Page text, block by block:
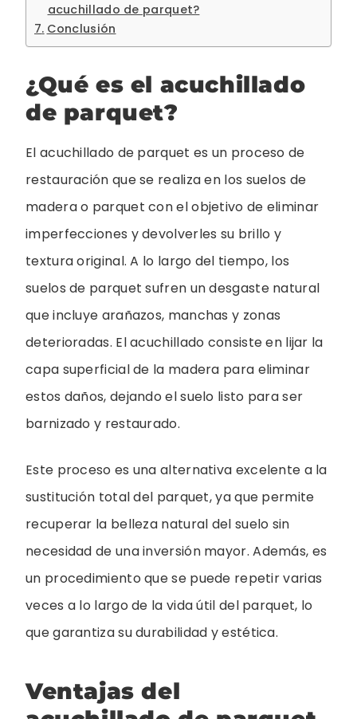
acuchillado de parquet?
Conclusión
¿Qué es el acuchillado
de parquet?
El acuchillado de parquet es un proceso de
restauración que se realiza en los suelos de
madera o parquet con el objetivo de eliminar
imperfecciones y devolverles su brillo y
textura original. A lo largo del tiempo, los
suelos de parquet sufren un desgaste natural
que incluye arañazos, manchas y zonas
deterioradas. El acuchillado consiste en lijar la
capa superficial de la madera para eliminar
estos daños, dejando el suelo listo para ser
barnizado y restaurado.
Este proceso es una alternativa excelente a la
sustitución total del parquet, ya que permite
recuperar la belleza natural del suelo sin
necesidad de una inversión mayor. Además, es
un procedimiento que se puede repetir varias
veces a lo largo de la vida útil del parquet, lo
que garantiza su durabilidad y estética.
Ventajas del